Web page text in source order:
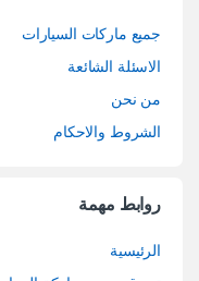
جميع ماركات السيارات
الاسئلة الشائعة
من نحن
الشروط والاحكام
روابط مهمة
الرئيسية